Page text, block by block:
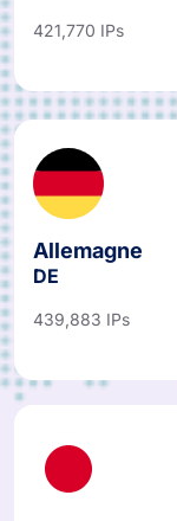
421,770 IPs
Allemagne
DE
439,883 IPs